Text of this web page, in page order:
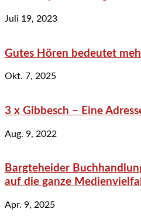
Juli 19, 2023
Gutes Hören bedeutet
Okt. 7, 2025
3 x Gibbesch – Eine
Aug. 9, 2022
Bargteheider
auf die ganze
Apr. 9, 2025